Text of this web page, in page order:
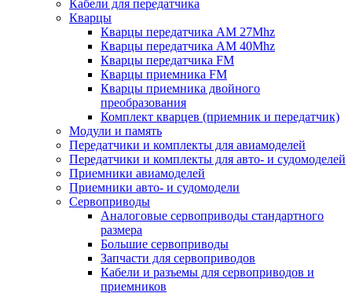
Кабели для передатчика
Кварцы
Кварцы передатчика AM 27Mhz
Кварцы передатчика AM 40Mhz
Кварцы передатчика FM
Кварцы приемника FM
Кварцы приемника двойного
преобразования
Комплект кварцев (приемник и передатчик)
Модули и память
Передатчики и комплекты для авиамоделей
Передатчики и комплекты для авто- и судомоделей
Приемники авиамоделей
Приемники авто- и судомодели
Сервоприводы
Аналоговые сервоприводы стандартного
размера
Большие сервоприводы
Запчасти для сервоприводов
Кабели и разъемы для сервоприводов и
приемников